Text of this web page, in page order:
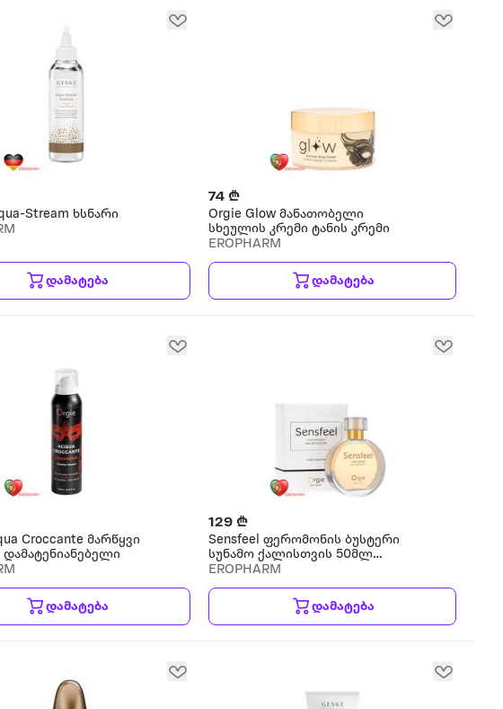
Stream ხსნარი
დამატება
74 ₾
Orgie Glow მანათობელი
სხეულის კრემი ტანის კრემი
EROPHARM
დამატება
Croccante მარწყვი
დამატება
129 ₾
Sensfeel ფერომონის ბუსტერი
სუნამო ქალისთვის 50მლ
სუნამო
EROPHARM
დამატება